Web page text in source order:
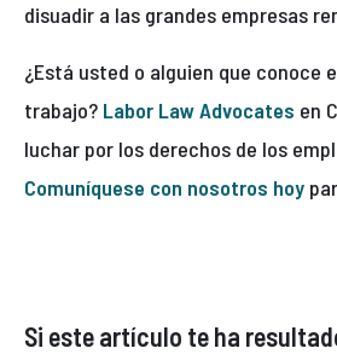
disuadir a las grandes empresas
¿Está usted o alguien que conoce
trabajo? Labor Law Advocates en
luchar por los derechos de los
Comuníquese con nosotros hoy
Si este artículo te ha